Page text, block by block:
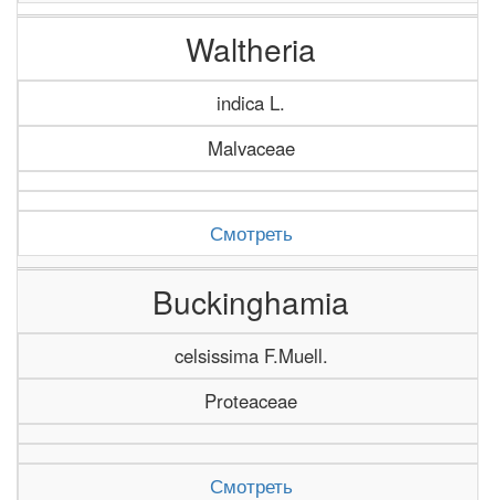
Waltheria
indica L.
Malvaceae
Смотреть
Buckinghamia
celsissima F.Muell.
Proteaceae
Смотреть